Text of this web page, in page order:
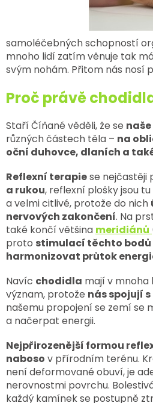
samoléčebných schopností
mnoho lidí zatím věnuje tak
svým nohám. Přitom nás nosí
Proč právě
Staří Číňané věděli, že se
různých částech těla – na
oční duhovce, dlaních a
Reflexní terapiese nejčastěji
a rukou, reflexní plošky jsou
a velmi citlivé, protože do nich
nervových zakončení. Na
také končí většina meridiánů
proto stimulací těchto bodů
harmonizovat průtok
Navíc chodidla mají v
význam, protože nás spojují
našemu propojení se zemí se
a načerpat energii.
Nejpřirozenější formou
naboso v přírodním terénu.
není deformované obuví, je
nerovnostmi povrchu.
každý kamínek se postupně